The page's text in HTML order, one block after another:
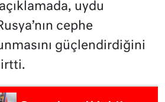
uydu
cephe
güçlendirdiğini